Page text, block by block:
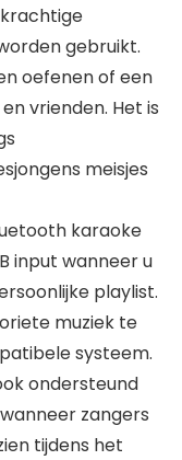
gebruikt.
oefenen of een
vrienden. Het is
meisjes
karaoke
input wanneer u
playlist.
muziek te
systeem.
ondersteund
zangers
tijdens het